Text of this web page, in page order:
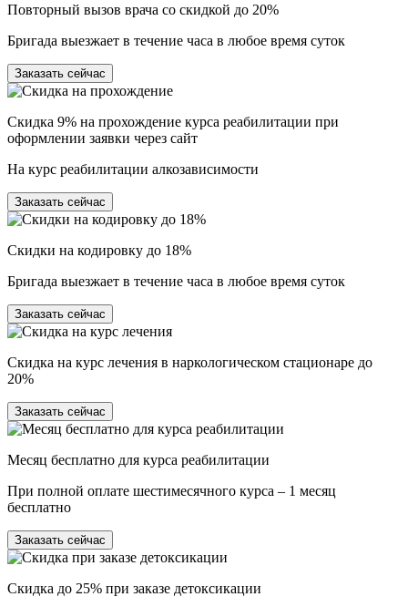
Повторный вызов врача со скидкой до 20%
Бригада выезжает в течение часа в любое время суток
Заказать сейчас
Скидка 9% на прохождение курса реабилитации при
оформлении заявки через сайт
На курс реабилитации алкозависимости
Заказать сейчас
Скидки на кодировку до 18%
Бригада выезжает в течение часа в любое время суток
Заказать сейчас
Скидка на курс лечения в наркологическом стационаре до
20%
Заказать сейчас
Месяц бесплатно для курса реабилитации
При полной оплате шестимесячного курса – 1 месяц
бесплатно
Заказать сейчас
Скидка до 25% при заказе детоксикации